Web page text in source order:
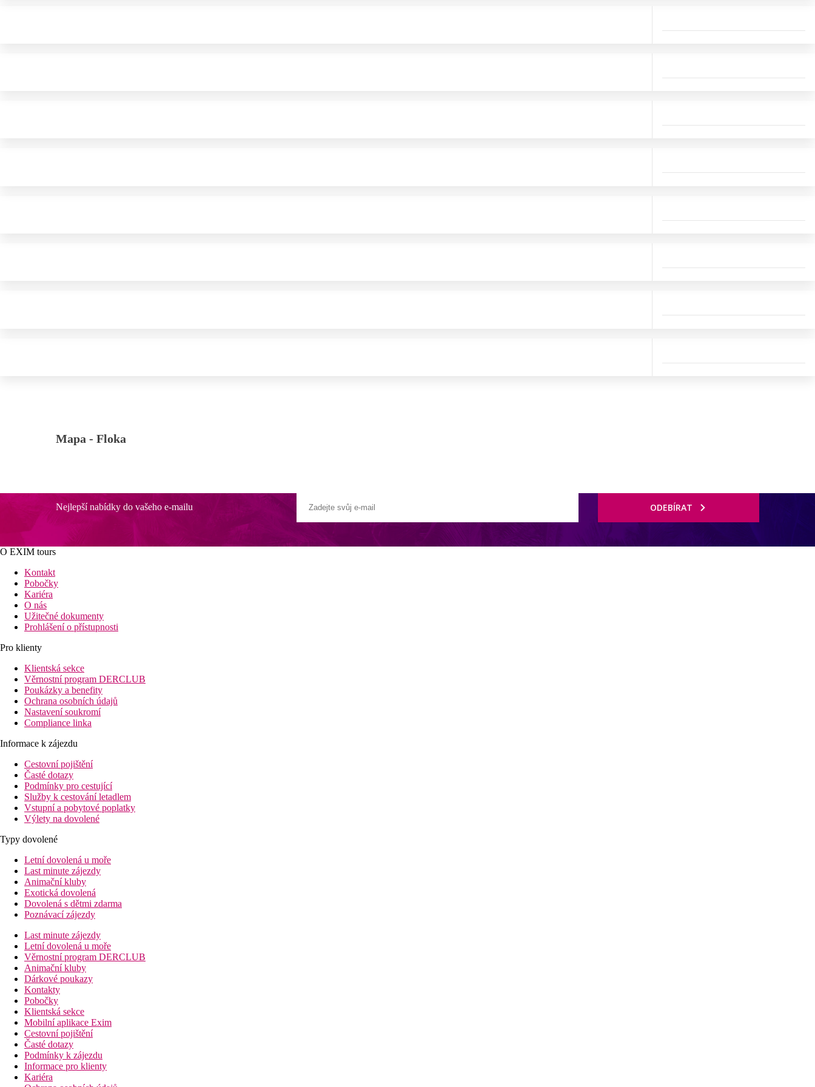
Mapa - Floka
Nejlepší nabídky do vašeho e-mailu ODEBÍRAT
O EXIM tours
Kontakt
Pobočky
Kariéra
O nás
Užitečné dokumenty
Prohlášení o přístupnosti
Pro klienty
Klientská sekce
Věrnostní program DERCLUB
Poukázky a benefity
Ochrana osobních údajů
Nastavení soukromí
Compliance linka
Informace k zájezdu
Cestovní pojištění
Časté dotazy
Podmínky pro cestující
Služby k cestování letadlem
Vstupní a pobytové poplatky
Výlety na dovolené
Typy dovolené
Letní dovolená u moře
Last minute zájezdy
Animační kluby
Exotická dovolená
Dovolená s dětmi zdarma
Poznávací zájezdy
Last minute zájezdy
Letní dovolená u moře
Věrnostní program DERCLUB
Animační kluby
Dárkové poukazy
Kontakty
Pobočky
Klientská sekce
Mobilní aplikace Exim
Cestovní pojištění
Časté dotazy
Podmínky k zájezdu
Informace pro klienty
Kariéra